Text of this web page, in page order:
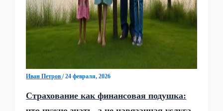
Иван Петров/24 февраля, 2026
Страхование как финансовая подушка: